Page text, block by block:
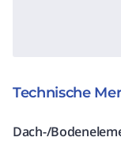
Technische
Dach-/